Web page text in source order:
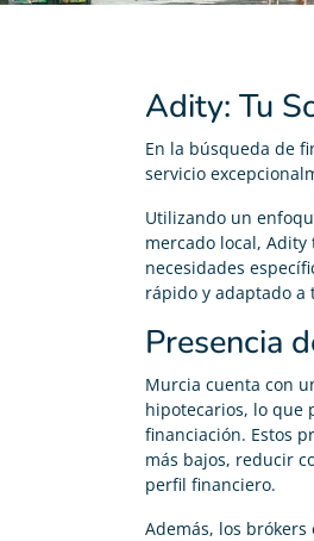
Adity: Tu
En la búsqueda de
servicio
Utilizando un
mercado local,
necesidades
rápido y adaptado
Presencia
Murcia cuenta con
hipotecarios, lo que
financiación. Estos
más bajos, reducir
perfil financiero.
Además, los